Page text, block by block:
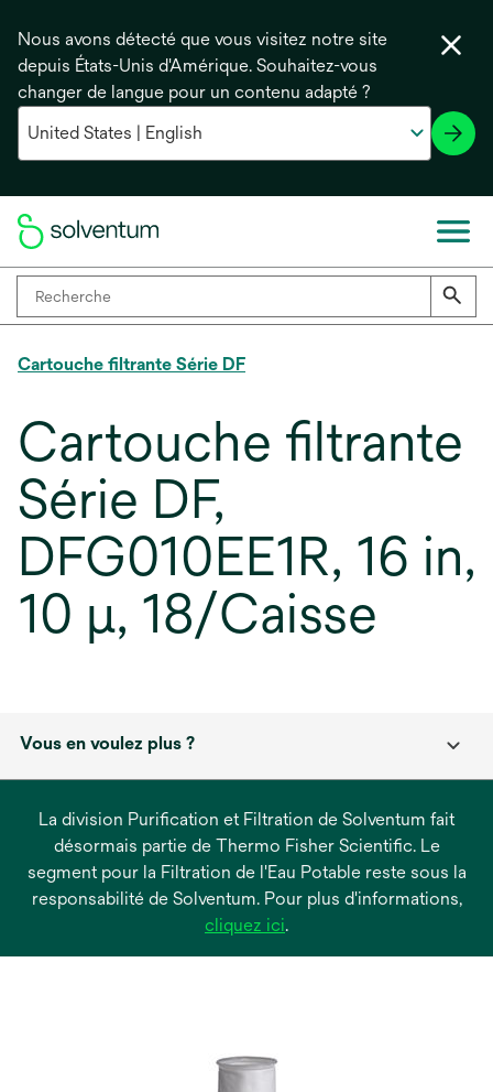
Nous avons détecté que vous visitez notre site
depuis États-Unis d'Amérique. Souhaitez-vous
changer de langue pour un contenu adapté ?
Cartouche filtrante Série DF
Cartouche filtrante
Série DF,
DFG010EE1R, 16 in,
10 μ, 18/Caisse
Vous en voulez plus ?
La division Purification et Filtration de Solventum fait
désormais partie de Thermo Fisher Scientific. Le
segment pour la Filtration de l'Eau Potable reste sous la
responsabilité de Solventum. Pour plus d'informations,
cliquez icis’ouvre
.